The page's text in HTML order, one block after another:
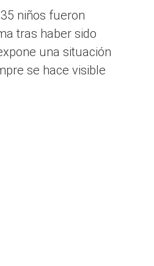
niños fueron
tras haber sido
una situación
se hace visible